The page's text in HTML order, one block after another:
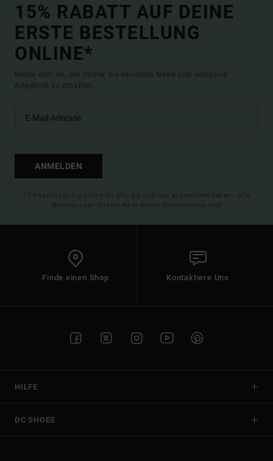
15% RABATT AUF DEINE
ERSTE BESTELLUNG
ONLINE*
Melde dich an, um immer die neuesten News und exklusive
Angebote zu erhalten.
ANMELDEN
(*) Angebot gültig online für alle, die sich neu angemeldet haben - Alle
Bedingungen findest du in deiner Willkommens-Mail
Finde einen Shop Kontaktiere Uns
HILFE
DC SHOES